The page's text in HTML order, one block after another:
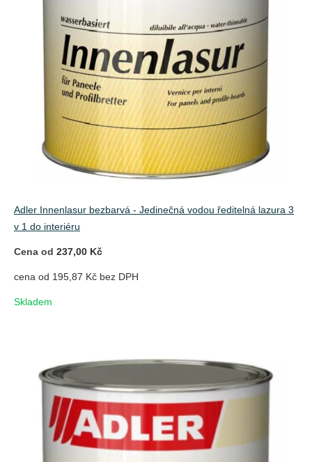
Adler Innenlasur bezbarvá - Jedinečná vodou ředitelná lazura 3
v 1 do interiéru
Cena od 237,00 Kč
cena od 195,87 Kč bez DPH
Skladem